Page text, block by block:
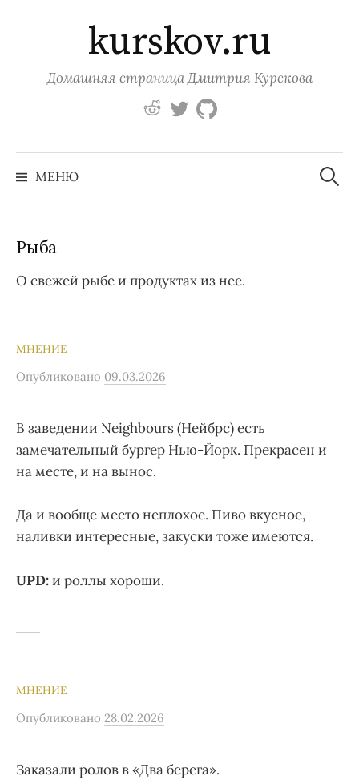
содержимомуkurskov.ru
Домашняя страница Дмитрия Курскова
https://www.reddit.com
https://twitter.com
https://github.com
МЕНЮ
Найти:
Рыба
О свежей рыбе и продуктах из нее.
МНЕНИЕ
Опубликовано 09.03.2026
В заведении Neighbours (Нейбрс) есть
замечательный бургер Нью-Йорк. Прекрасен и
на месте, и на вынос.
Да и вообще место неплохое. Пиво вкусное,
наливки интересные, закуски тоже имеются.
UPD:и роллы хороши.
МНЕНИЕ
Опубликовано 28.02.2026
Заказали ролов в «Два берега».